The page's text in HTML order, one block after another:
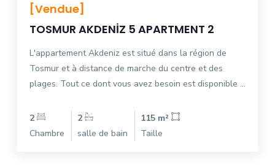
[Vendue]
TOSMUR AKDENİZ 5 APARTMENT 2
L'appartement Akdeniz est situé dans la région de
Tosmur et à distance de marche du centre et des
plages. Tout ce dont vous avez besoin est disponible ...
2
Chambre
2
salle de bain
115 m²
Taille